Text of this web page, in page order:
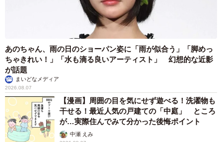
あのちゃん、雨の日のショーパン姿に「雨が似合う」「脚めっ
ちゃきれい！」「水も滴る良いアーティスト」 幻想的な近影
が話題
まいどなメディア
2026.08.07
【漫画】周囲の目を気にせず遊べる！洗濯物も
干せる！最近人気の戸建ての「中庭」 ところ
が…実際住んでみて分かった後悔ポイント
中瀬 えみ